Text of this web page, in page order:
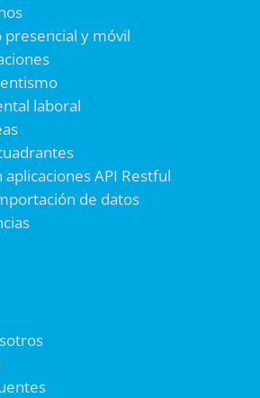
y móvil
laboral
API Restful
de datos